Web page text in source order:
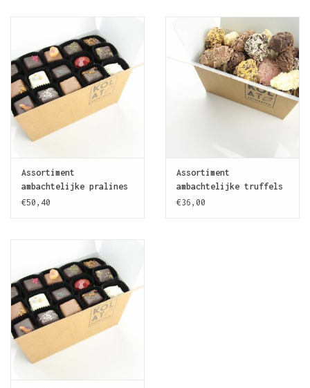
Assortiment
ambachtelijke pralines
- 72 stuks
€50,40
Assortiment
ambachtelijke truffels
- 600 gram
€36,00